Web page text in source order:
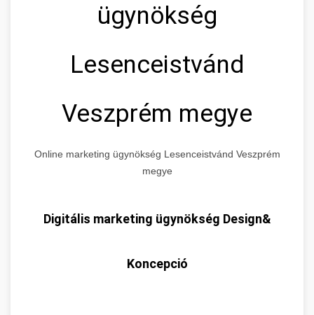
ügynökség
Lesenceistvánd
Veszprém megye
Online marketing ügynökség Lesenceistvánd Veszprém
megye
Digitális marketing ügynökség Design&
Koncepció